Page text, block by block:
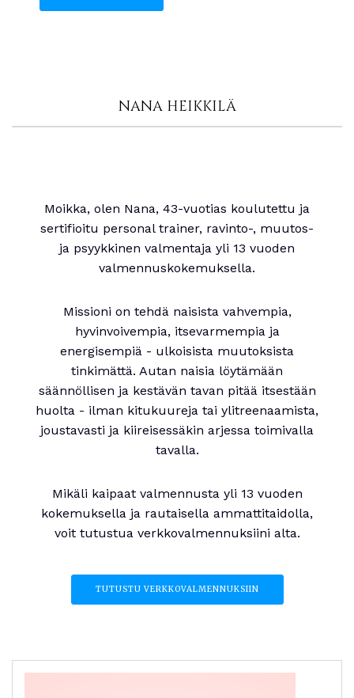
NANA HEIKKILÄ
Moikka, olen Nana, 43-vuotias koulutettu ja
sertifioitu personal trainer, ravinto-, muutos-
ja psyykkinen valmentaja yli 13 vuoden
valmennuskokemuksella.
Missioni on tehdä naisista vahvempia,
hyvinvoivempia, itsevarmempia ja
energisempiä - ulkoisista muutoksista
tinkimättä. Autan naisia löytämään
säännöllisen ja kestävän tavan pitää itsestään
huolta - ilman kitukuureja tai ylitreenaamista,
joustavasti ja kiireisessäkin arjessa toimivalla
tavalla.
Mikäli kaipaat valmennusta yli 13 vuoden
kokemuksella ja rautaisella ammattitaidolla,
voit tutustua verkkovalmennuksiini alta.
TUTUSTU VERKKOVALMENNUKSIIN